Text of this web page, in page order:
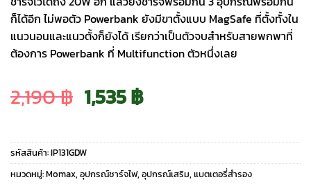
ก็ได้อีก ไม่พอตัว Powerbank ยังมีขาตั้งแบบ MagSafe ที่ตั้งทั้งใน
แนวนอนและแนวตั้งก็ยังได้ เรียกว่าเป็นตัวจบสำหรับสายพกพาที่
ต้องการ Powerbank ที่ Multifunction ตัวหนึ่งเลย
2,190฿ Original
price
was:
1,535฿Current
price
is:
รหัสสินค้า:IP131GDW
หมวดหมู่:Momax, อุปกรณ์ชาร์จไฟ, อุปกรณ์เสริม, แบตเตอรี่สำรอง